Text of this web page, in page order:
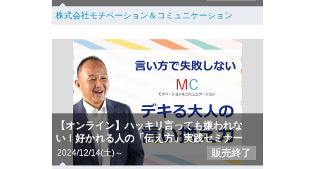
株式会社モチベーション＆コミュニケーション
【オンライン】ハッキリ言っても嫌われな
い！好かれる人の「伝え方」実践セミナー
2024/12/14(土)～ 販売終了